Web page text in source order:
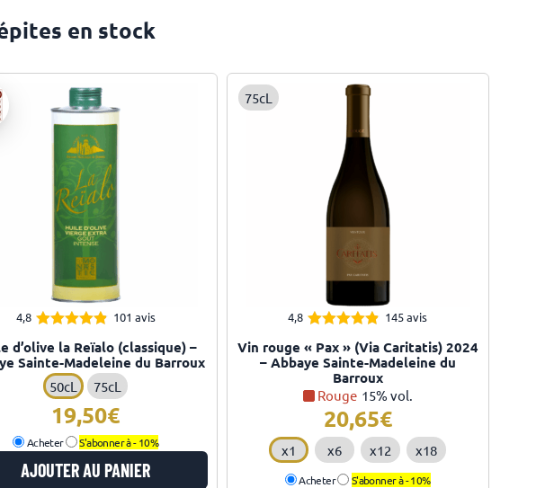
en stock
4,8
Note 4.82
sur 5
101 avis
d’olive la Reïalo (classique) –
Sainte-Madeleine du Barroux
50cL 75cL
19,50
Acheter S'abonner à -10%
AJOUTER AU PANIER
75cL
4,8
4.79
sur 5
145 avis
Vin rouge « Pax » (Via Caritatis) 2024
– Abbaye Sainte-Madeleine du
Barroux
Rouge 15% vol.
20,65
x1 x6 x12 x18
Acheter S'abonner à -10%